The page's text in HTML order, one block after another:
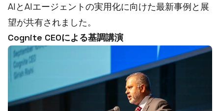
AIとAIエージェントの実用化に向けた最新事例と展
望が共有されました。
Cognite CEOによる基調講演